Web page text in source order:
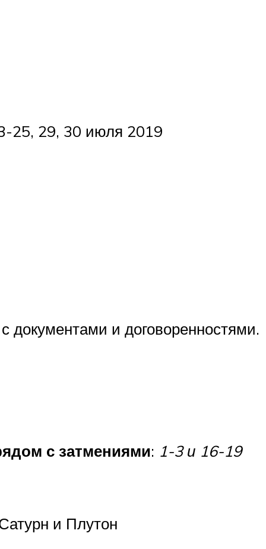
25, 29, 30 июля 2019
документами и договоренностями.
с затмениями: 1-3 и 16-19
и Плутон